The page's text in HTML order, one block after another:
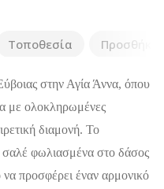
Τοποθεσία Προσθήκη
στην Αγία Άννα, όπου
με ολοκληρωμένες
διαμονή. Το
σαλέ φωλιασμένα στο δάσος
να προσφέρει έναν αρμονικό